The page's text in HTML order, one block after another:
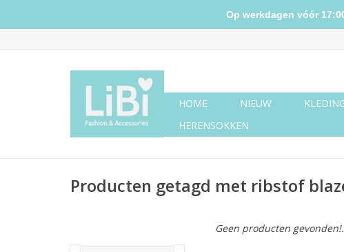
HOME NIEUW
HERENSOKKEN
Producten getagd met ribstof
Geen producten
Op werkdagen vóór